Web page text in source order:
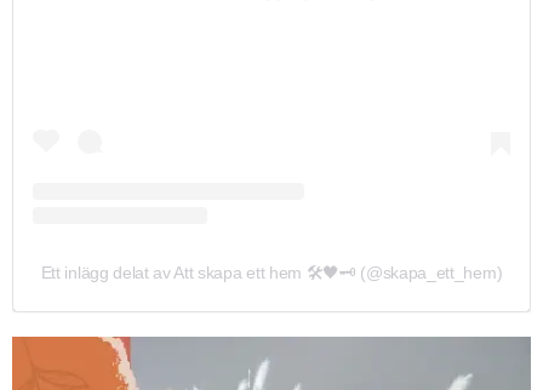
Ett inlägg delat av Att skapa ett hem 🛠🖤🗝 (@skapa_ett_hem)